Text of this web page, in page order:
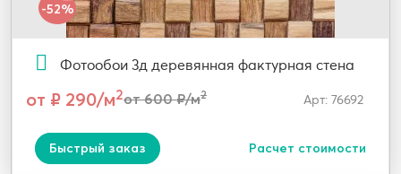
-52%
Фотообои 3д деревянная фактурная стена
от ₽ 290/м2от 600 ₽/м2 Арт: 76692
Быстрый заказ Расчет стоимости